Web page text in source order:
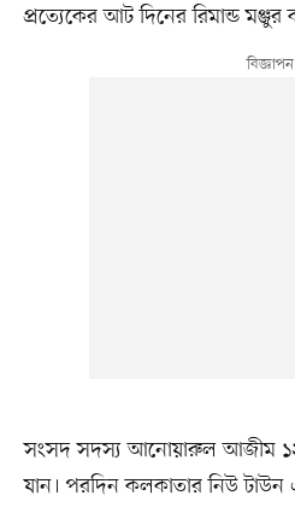
প্রত্যেকের আট দিনের রিমান্ড
সংসদ সদস্য আনোয়ারুল আজীম ১২
যান। পরদিন কলকাতার নিউ টাউন